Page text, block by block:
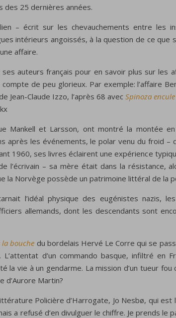
des 25 dernières années.
– écrit sur les chevauchements entre les
intérieurs angoissés, à la question de ce
affaire.
auteurs français pour en savoir plus sur les
de peu glorieux. Par exemple: l’affaire
de Jean-Claude Izzo, l’après 68 avecSpinoza
Mankell et Larsson, ont montré la montée
après les événements, le polar venu du froid
1960, ses livres éclairent une expérience
l’écrivain – sa mère était dans la
la Norvège possède un patrimoine littéral de la
l’idéal physique des eugénistes nazis,
allemands, dont les descendants sont
la bouche du bordelais Hervé Le Corre qui se
d’un commando basque, infiltré en
la vie à un gendarme. La mission d’un tueur
d’Aurore Martin?
Policière d’Harrogate, Jo Nesbø, qui
a refusé d’en divulguer le chiffre. Je prends